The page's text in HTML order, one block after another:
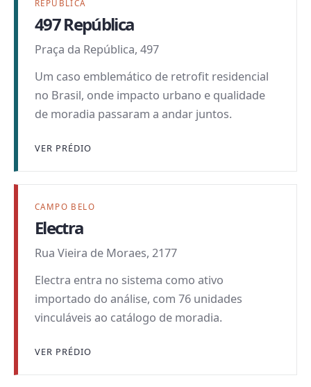
REPÚBLICA
497 República
Praça da República, 497
Um caso emblemático de retrofit residencial
no Brasil, onde impacto urbano e qualidade
de moradia passaram a andar juntos.
VER PRÉDIO
CAMPO BELO
Electra
Rua Vieira de Moraes, 2177
Electra entra no sistema como ativo
importado do análise, com 76 unidades
vinculáveis ao catálogo de moradia.
VER PRÉDIO